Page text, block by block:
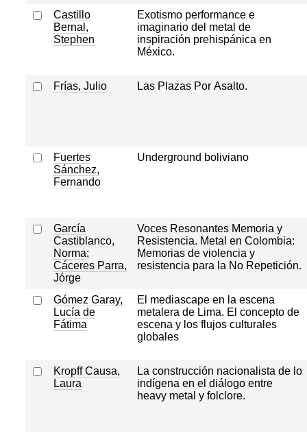
Castillo
Bernal,
Stephen
Exotismo performance e
imaginario del metal de
inspiración prehispánica en
México.
Frías, Julio Las Plazas Por Asalto.
Fuertes
Sánchez,
Fernando
Underground boliviano
García
Castiblanco,
Norma;
Cáceres Parra,
Jórge
Voces Resonantes Memoria y
Resistencia. Metal en Colombia:
Memorias de violencia y
resistencia para la No Repetición.
Gómez Garay,
Lucía de
Fátima
El mediascape en la escena
metalera de Lima. El concepto de
escena y los flujos culturales
globales
Kropff Causa,
Laura
La construcción nacionalista de lo
indígena en el diálogo entre
heavy metal y folclore.